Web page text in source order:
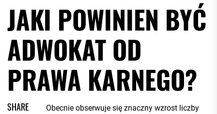
JAKI POWINIEN BYĆ
ADWOKAT OD
PRAWA KARNEGO?
SHARE
Obecnie obserwuje się znaczny wzrost liczby